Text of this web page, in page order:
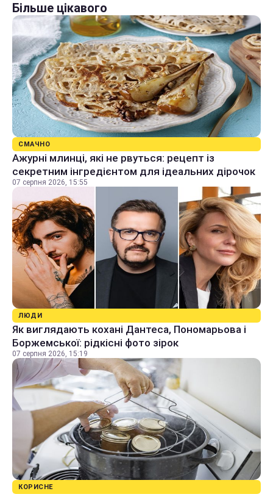
Більше цікавого
СМАЧНО
Ажурні млинці, які не рвуться: рецепт із
секретним інгредієнтом для ідеальних дірочок
07 серпня 2026, 15:55
ЛЮДИ
Як виглядають кохані Дантеса, Пономарьова і
Боржемської: рідкісні фото зірок
07 серпня 2026, 15:19
КОРИСНЕ